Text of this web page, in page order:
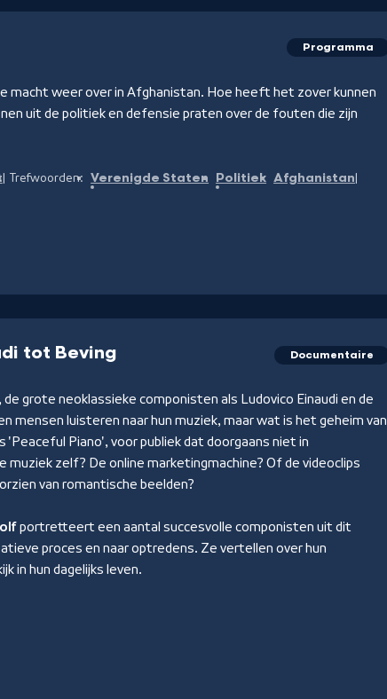
Programma
macht weer over in Afghanistan. Hoe heeft het zover kunnen
uit de politiek en defensie praten over de fouten die zijn
Trefwoorden: Verenigde Staten Politiek Afghanistan
tot Beving Documentaire
grote neoklassieke componisten als Ludovico Einaudi en de
mensen luisteren naar hun muziek, maar wat is het geheim van
'Peaceful Piano', voor publiek dat doorgaans niet in
muziek zelf? De online marketingmachine? Of de videoclips
van romantische beelden?
portretteert een aantal succesvolle componisten uit dit
proces en naar optredens. Ze vertellen over hun
in hun dagelijks leven.